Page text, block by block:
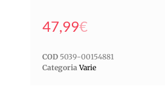
47,99€
COD 5039-00154881
Categoria Varie